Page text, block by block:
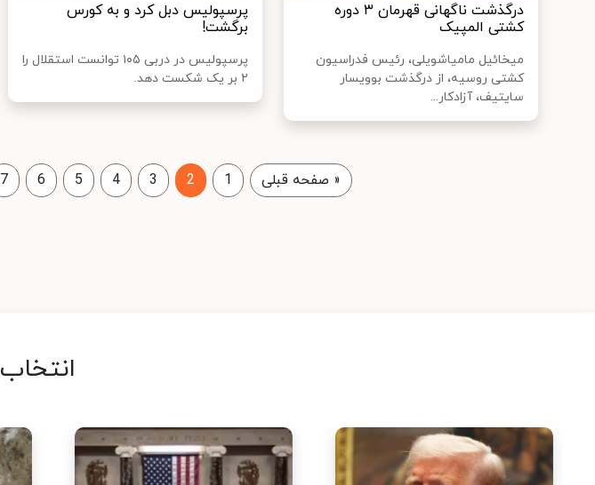
درگذشت ناگهانی قهرمان ۳ دوره
کشتی المپیک
میخائیل مامیاشویلی، رئیس فدراسیون
کشتی روسیه، از درگذشت بوویسار
سایتیف، آزادکار...
پرسپولیس دبل کرد و به کورس
برگشت!
پرسپولیس در دربی ۱۰۵ توانست استقلال را
۲ بر یک شکست دهد.
« صفحه قبلی 1
2
3
4
5
6
7
انتخاب